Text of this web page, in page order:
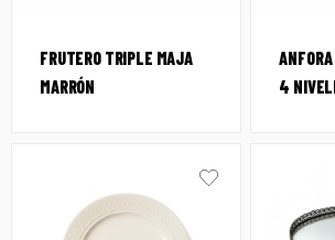
FRUTERO TRIPLE MAJA
MARRÓN
4